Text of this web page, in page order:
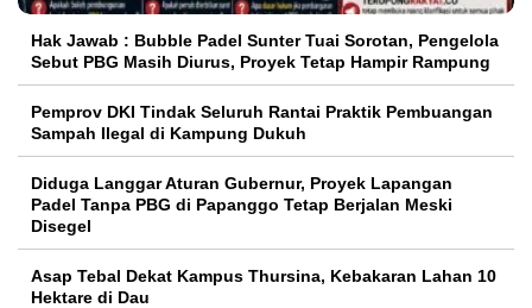
Hak Jawab : Bubble Padel Sunter Tuai Sorotan, Pengelola
Sebut PBG Masih Diurus, Proyek Tetap Hampir Rampung
Pemprov DKI Tindak Seluruh Rantai Praktik Pembuangan
Sampah Ilegal di Kampung Dukuh
Diduga Langgar Aturan Gubernur, Proyek Lapangan
Padel Tanpa PBG di Papanggo Tetap Berjalan Meski
Disegel
Asap Tebal Dekat Kampus Thursina, Kebakaran Lahan 10
Hektare di Dau